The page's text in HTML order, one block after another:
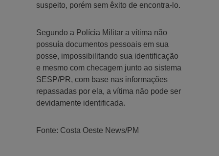
suspeito, porém sem êxito de encontra-lo.
Segundo a Polícia Militar a vítima não
possuía documentos pessoais em sua
posse, impossibilitando sua identificação
e mesmo com checagem junto ao sistema
SESP/PR, com base nas informações
repassadas por ela, a vítima não pode ser
devidamente identificada.
Fonte: Costa Oeste News/PM